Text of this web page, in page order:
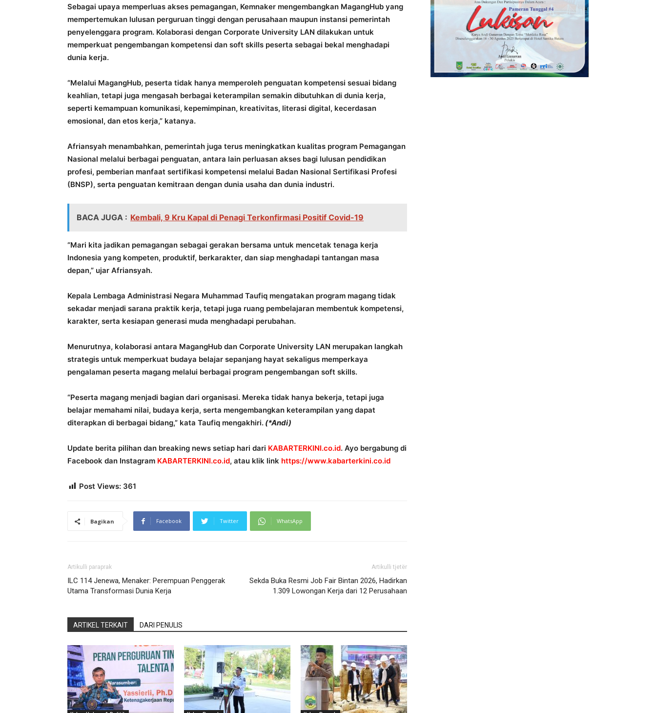
Sebagai upaya memperluas akses pemagangan, Kemnaker mengembangkan MagangHub yang
mempertemukan lulusan perguruan tinggi dengan perusahaan maupun instansi pemerintah
penyelenggara program. Kolaborasi dengan Corporate University LAN dilakukan untuk
memperkuat pengembangan kompetensi dan soft skills peserta sebagai bekal menghadapi
dunia kerja.
“Melalui MagangHub, peserta tidak hanya memperoleh penguatan kompetensi sesuai bidang
keahlian, tetapi juga mengasah berbagai keterampilan semakin dibutuhkan di dunia kerja,
seperti kemampuan komunikasi, kepemimpinan, kreativitas, literasi digital, kecerdasan
emosional, dan etos kerja,” katanya.
Afriansyah menambahkan, pemerintah juga terus meningkatkan kualitas program Pemagangan
Nasional melalui berbagai penguatan, antara lain perluasan akses bagi lulusan pendidikan
profesi, pemberian manfaat sertifikasi kompetensi melalui Badan Nasional Sertifikasi Profesi
(BNSP), serta penguatan kemitraan dengan dunia usaha dan dunia industri.
BACA JUGA : Kembali, 9 Kru Kapal di Penagi Terkonfirmasi Positif Covid-19
“Mari kita jadikan pemagangan sebagai gerakan bersama untuk mencetak tenaga kerja
Indonesia yang kompeten, produktif, berkarakter, dan siap menghadapi tantangan masa
depan,” ujar Afriansyah.
Kepala Lembaga Administrasi Negara Muhammad Taufiq mengatakan program magang tidak
sekadar menjadi sarana praktik kerja, tetapi juga ruang pembelajaran membentuk kompetensi,
karakter, serta kesiapan generasi muda menghadapi perubahan.
Menurutnya, kolaborasi antara MagangHub dan Corporate University LAN merupakan langkah
strategis untuk memperkuat budaya belajar sepanjang hayat sekaligus memperkaya
pengalaman peserta magang melalui berbagai program pengembangan soft skills.
“Peserta magang menjadi bagian dari organisasi. Mereka tidak hanya bekerja, tetapi juga
belajar memahami nilai, budaya kerja, serta mengembangkan keterampilan yang dapat
diterapkan di berbagai bidang,” kata Taufiq mengakhiri. (*Andi)
Update berita pilihan dan breaking news setiap hari dari KABARTERKINI.co.id. Ayo bergabung di
Facebook dan Instagram KABARTERKINI.co.id, atau klik link https://www.kabarterkini.co.id
Post Views: 361
Bagikan Facebook Twitter WhatsApp
Artikulli paraprak
ILC 114 Jenewa, Menaker: Perempuan Penggerak
Utama Transformasi Dunia Kerja
Artikulli tjetër
Sekda Buka Resmi Job Fair Bintan 2026, Hadirkan
1.309 Lowongan Kerja dari 12 Perusahaan
ARTIKEL TERKAIT DARI PENULIS